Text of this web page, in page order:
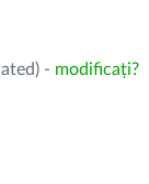
- modificați?